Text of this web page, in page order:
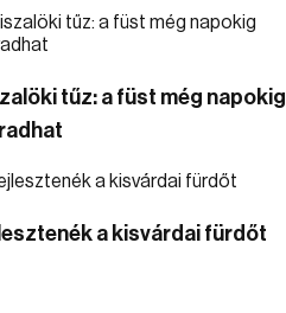
tűz: a füst még napokig
a kisvárdai fürdőt